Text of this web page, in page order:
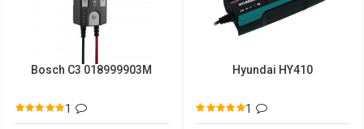
Bosch C3 018999903M
1
Hyundai HY410
1